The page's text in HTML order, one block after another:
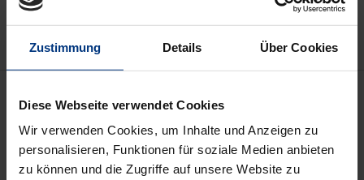
Zustimmung Details Über Cookies
Diese Webseite verwendet Cookies
Wir verwenden Cookies, um Inhalte und Anzeigen zu
personalisieren, Funktionen für soziale Medien anbieten
zu können und die Zugriffe auf unsere Website zu
Delivery cost notice
Edition
1